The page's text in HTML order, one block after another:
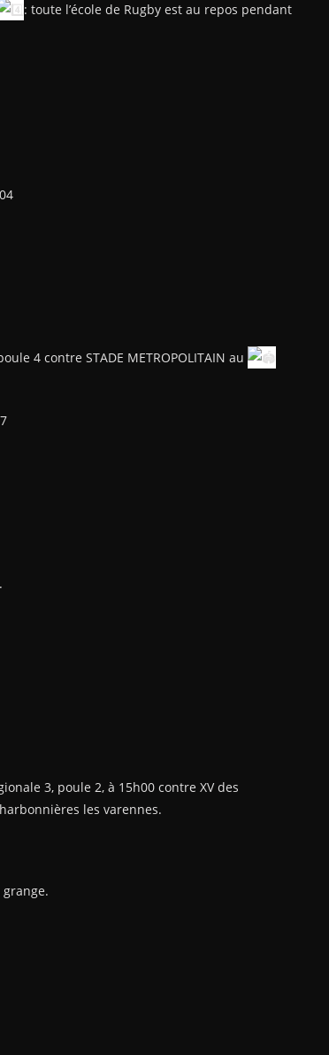
: toute l’école de Rugby est au repos pendant
4 contre STADE METROPOLITAIN au
3, poule 2, à 15h00 contre XV des
les varennes.